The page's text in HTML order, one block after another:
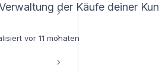
der Käufe deiner
vor 11 monaten